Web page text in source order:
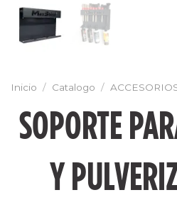
Inicio / Catalogo /
SOPORTE
Y